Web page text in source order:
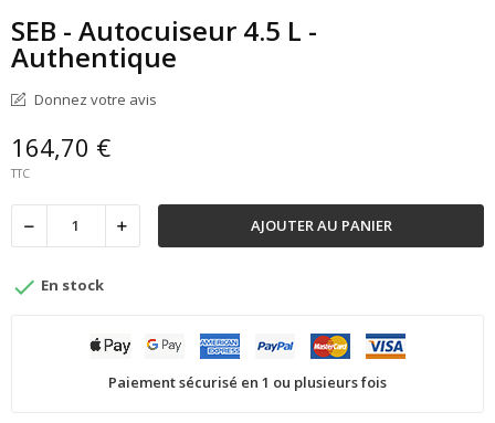
SEB - Autocuiseur 4.5 L -
Authentique
Donnez votre avis
164,70 €
TTC
AJOUTER AU PANIER
 En stock
Paiement sécurisé en 1 ou plusieurs fois